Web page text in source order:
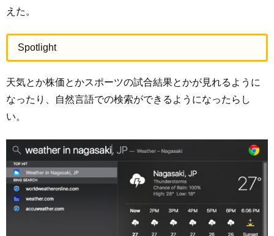
えた。
Spotlight
天気とか株価とかスポーツの試合結果とかが見れるように
なったり、自然言語での検索ができるようになったらし
い。